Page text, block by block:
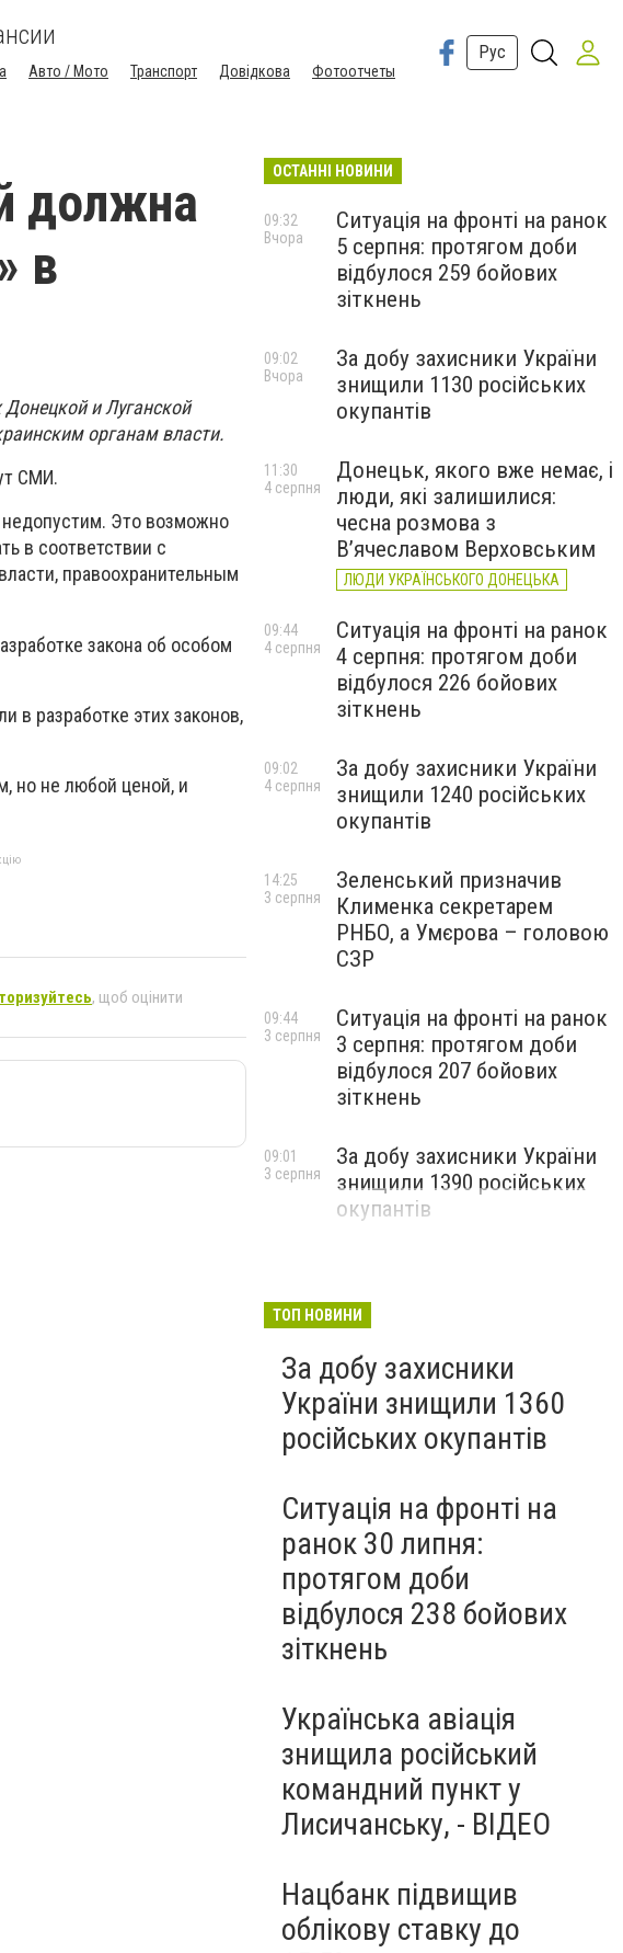
Авто / Мото Транспорт Довідкова Фотоотчеты
Рус
должна
в
и Луганской
органам власти.
СМИ.
Это возможно
в соответствии с
правоохранительным
закона об особом
в разработке этих законов,
но не любой ценой, и
, щоб оцінити
ОСТАННІ НОВИНИ
Ситуація на фронті на ранок
5 серпня: протягом доби
відбулося 259 бойових
зіткнень
09:32
Вчора
За добу захисники України
знищили 1130 російських
окупантів
09:02
Вчора
Донецьк, якого вже немає, і
люди, які залишилися:
чесна розмова з
В’ячеславом Верховським
ЛЮДИ УКРАЇНСЬКОГО ДОНЕЦЬКА
11:30
4 серпня
Ситуація на фронті на ранок
4 серпня: протягом доби
відбулося 226 бойових
зіткнень
09:44
4 серпня
За добу захисники України
знищили 1240 російських
окупантів
09:02
4 серпня
Зеленський призначив
Клименка секретарем
РНБО, а Умєрова – головою
СЗР
14:25
3 серпня
Ситуація на фронті на ранок
3 серпня: протягом доби
відбулося 207 бойових
зіткнень
09:44
3 серпня
За добу захисники України
знищили 1390 російських
окупантів
09:01
3 серпня
ТОП НОВИНИ
За добу захисники
України знищили 1360
російських окупантів
Ситуація на фронті на
ранок 30 липня:
протягом доби
відбулося 238 бойових
зіткнень
Українська авіація
знищила російський
командний пункт у
Лисичанську, - ВІДЕО
Нацбанк підвищив
облікову ставку до